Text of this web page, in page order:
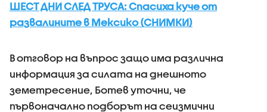
ШЕСТ ДНИ СЛЕД ТРУСА: Спасиха куче от
развалините в Мексико (СНИМКИ)
В отговор на въпрос защо има различна
информация за силата на днешното
земетресение, Ботев уточни, че
първоначално подборът на сеизмични